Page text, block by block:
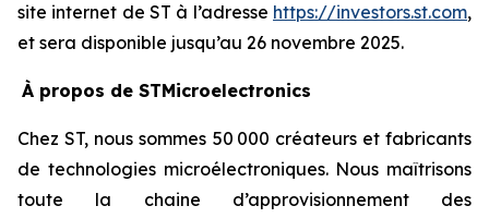
site internet de ST à l’adresse https://investors.st.com,
et sera disponible jusqu’au 26 novembre 2025.
À propos de STMicroelectronics
Chez ST, nous sommes 50 000 créateurs et fabricants
de technologies microélectroniques. Nous maîtrisons
toute la chaine d’approvisionnement des